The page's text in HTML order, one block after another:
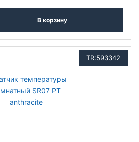
В корзину
TR:593342